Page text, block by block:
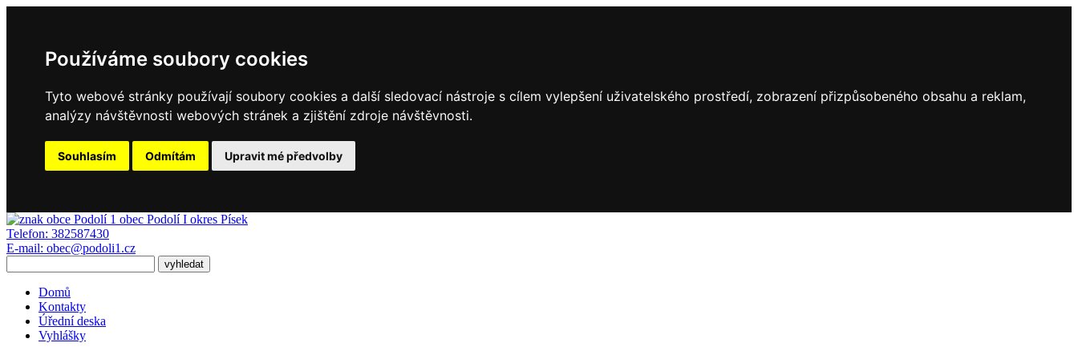
Používáme soubory cookies
Tyto webové stránky používají soubory cookies a další sledovací nástroje s cílem vylepšení uživatelského prostředí, zobrazení přizpůsobeného obsahu a reklam,
analýzy návštěvnosti webových stránek a zjištění zdroje návštěvnosti.
Souhlasím Odmítám Upravit mé předvolby
obec Podolí I okres Písek
Telefon: 382587430
E-mail: obec@podoli1.cz
Domů
Kontakty
Úřední deska
Vyhlášky